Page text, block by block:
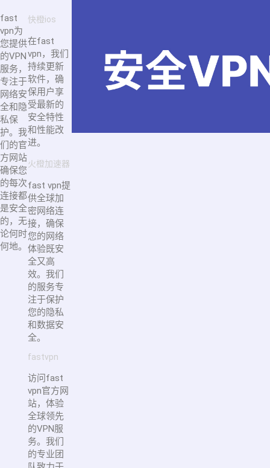
fast
vpn为
您提供
的VPN
服务，
专注于
网络安
全和隐
私保
护。我
们的官
方网站
确保您
的每次
连接都
是安全
的，无
论何时
何地。
快橙ios
在fast
vpn，我们
持续更新
软件，确
保用户享
受最新的
安全特性
和性能改
进。
火橙加速器
fast vpn提
供全球加
密网络连
接，确保
您的网络
体验既安
全又高
效。我们
的服务专
注于保护
您的隐私
和数据安
全。
fastvpn
访问fast
vpn官方网
站，体验
全球领先
的VPN服
务。我们
的专业团